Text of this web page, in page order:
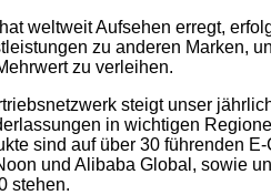
weltweit Aufsehen erregt,
zu anderen Marken,
zu verleihen.
steigt unser
in wichtigen
sind auf über 30 führenden
und Alibaba Global, sowie
stehen.